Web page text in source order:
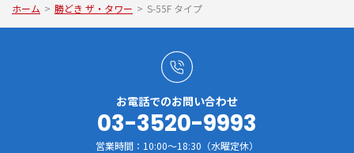
ホーム > 勝どき ザ・タワー > S-55F タイプ
お電話でのお問い合わせ
03-3520-9993
営業時間：10:00～18:30（水曜定休）